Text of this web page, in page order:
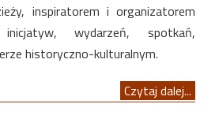
inspiratorem i organizatorem
wydarzeń, spotkań,
historyczno-kulturalnym.
Czytaj dalej...